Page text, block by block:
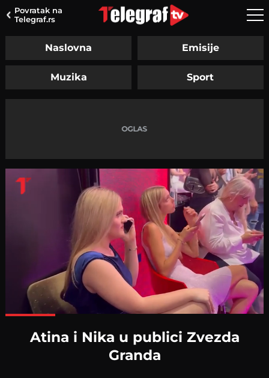
Povratak na
Telegraf.rs
Naslovna Emisije
Muzika Sport
Atina i Nika u publici Zvezda
Granda